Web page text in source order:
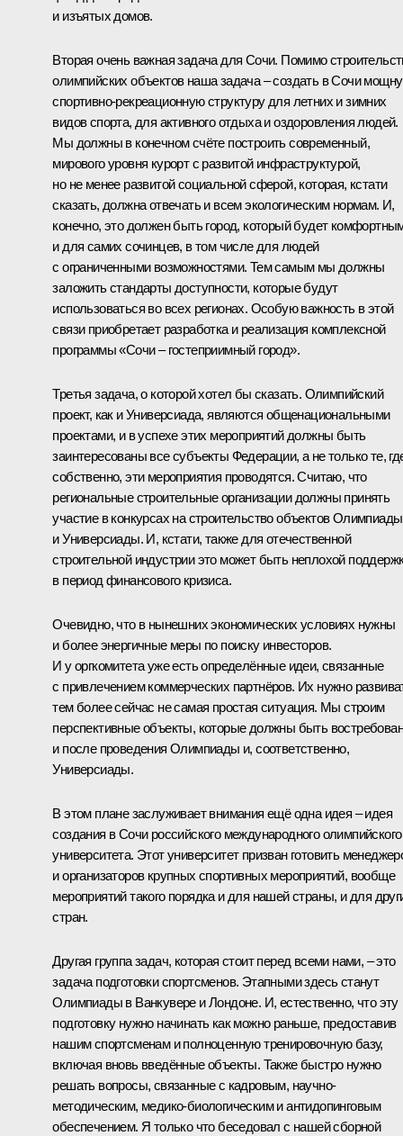
и изъятых домов.
Вторая очень важная задача для Сочи. Помимо
олимпийских объектов наша задача – создать в Сочи
спортивно-рекреационную структуру для летних и зимних
видов спорта, для активного отдыха и оздоровления людей.
Мы должны в конечном счёте построить современный,
мирового уровня курорт с развитой инфраструктурой,
но не менее развитой социальной сферой, которая, кстати
сказать, должна отвечать и всем экологическим нормам. И,
конечно, это должен быть город, который будет
и для самих сочинцев, в том числе для людей
с ограниченными возможностями. Тем самым мы должны
заложить стандарты доступности, которые будут
использоваться во всех регионах. Особую важность в этой
связи приобретает разработка и реализация комплексной
программы «Сочи – гостеприимный город».
Третья задача, о которой хотел бы сказать. Олимпийский
проект, как и Универсиада, являются общенациональными
проектами, и в успехе этих мероприятий должны быть
заинтересованы все субъекты Федерации, а не только те,
собственно, эти мероприятия проводятся. Считаю, что
региональные строительные организации должны принять
участие в конкурсах на строительство объектов Олимпиады
и Универсиады. И, кстати, также для отечественной
строительной индустрии это может быть неплохой
в период финансового кризиса.
Очевидно, что в нынешних экономических условиях нужны
и более энергичные меры по поиску инвесторов.
И у оргкомитета уже есть определённые идеи, связанные
с привлечением коммерческих партнёров. Их нужно
тем более сейчас не самая простая ситуация. Мы строим
перспективные объекты, которые должны быть
и после проведения Олимпиады и, соответственно,
Универсиады.
В этом плане заслуживает внимания ещё одна идея – идея
создания в Сочи российского международного олимпийского
университета. Этот университет призван готовить
и организаторов крупных спортивных мероприятий, вообще
мероприятий такого порядка и для нашей страны, и для
стран.
Другая группа задач, которая стоит перед всеми нами, – это
задача подготовки спортсменов. Этапными здесь станут
Олимпиады в Ванкувере и Лондоне. И, естественно, что эту
подготовку нужно начинать как можно раньше, предоставив
нашим спортсменам и полноценную тренировочную базу,
включая вновь введённые объекты. Также быстро нужно
решать вопросы, связанные с кадровым, научно-
методическим, медико-биологическим и антидопинговым
обеспечением. Я только что беседовал с нашей сборной